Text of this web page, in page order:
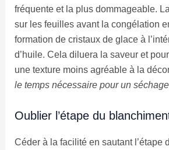
fréquente et la plus dommageable.
sur les feuilles avant la congélation
formation de cristaux de glace à
d’huile. Cela diluera la saveur et
une texture moins agréable à la
le temps nécessaire pour un
Oublier l’étape du
Céder à la facilité en sautant l’étape